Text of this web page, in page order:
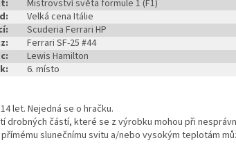
Mistrovství světa formule 1 (F1)
Velká cena Itálie
Scuderia Ferrari HP
Ferrari SF-25 #44
Lewis Hamilton
6. místo
let. Nejedná se o hračku.
drobných částí, které se z výrobku mohou při
slunečnímu svitu a/nebo vysokým teplotám